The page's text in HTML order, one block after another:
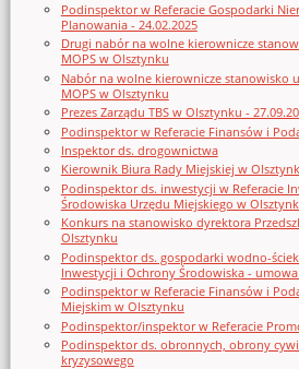
Podinspektor w Referacie Gospodarki
Planowania - 24.02.2025
Drugi nabór na wolne kierownicze
MOPS w Olsztynku
Nabór na wolne kierownicze stanowisko
MOPS w Olsztynku
Prezes Zarządu TBS w Olsztynku -
Podinspektor w Referacie Finansów i
Inspektor ds. drogownictwa
Kierownik Biura Rady Miejskiej w
Podinspektor ds. inwestycji w Referacie
Środowiska Urzędu Miejskiego w
Konkurs na stanowisko dyrektora
Olsztynku
Podinspektor ds. gospodarki wodno-
Inwestycji i Ochrony Środowiska -
Podinspektor w Referacie Finansów i
Miejskim w Olsztynku
Podinspektor/inspektor w Referacie
Podinspektor ds. obronnych, obrony
kryzysowego